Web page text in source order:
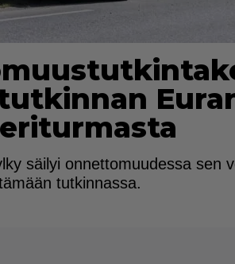
säilyi onnettomuudessa sen
tutkinnassa.